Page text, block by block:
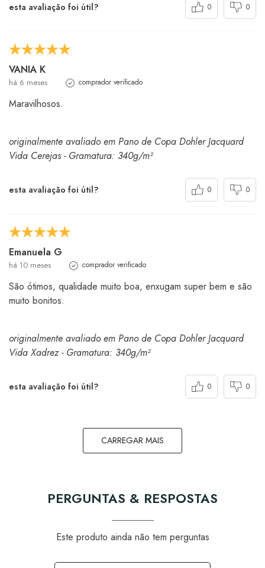
esta avaliação foi útil? 0 0
VANIA K
há 6 meses comprador verificado
Maravilhosos.
originalmente avaliado em Pano de Copa Dohler Jacquard
Vida Cerejas - Gramatura: 340g/m²
esta avaliação foi útil? 0 0
Emanuela G
há 10 meses comprador verificado
São ótimos, qualidade muito boa, enxugam super bem e são
muito bonitos.
originalmente avaliado em Pano de Copa Dohler Jacquard
Vida Xadrez - Gramatura: 340g/m²
esta avaliação foi útil? 0 0
CARREGAR MAIS
PERGUNTAS & RESPOSTAS
Este produto ainda não tem perguntas